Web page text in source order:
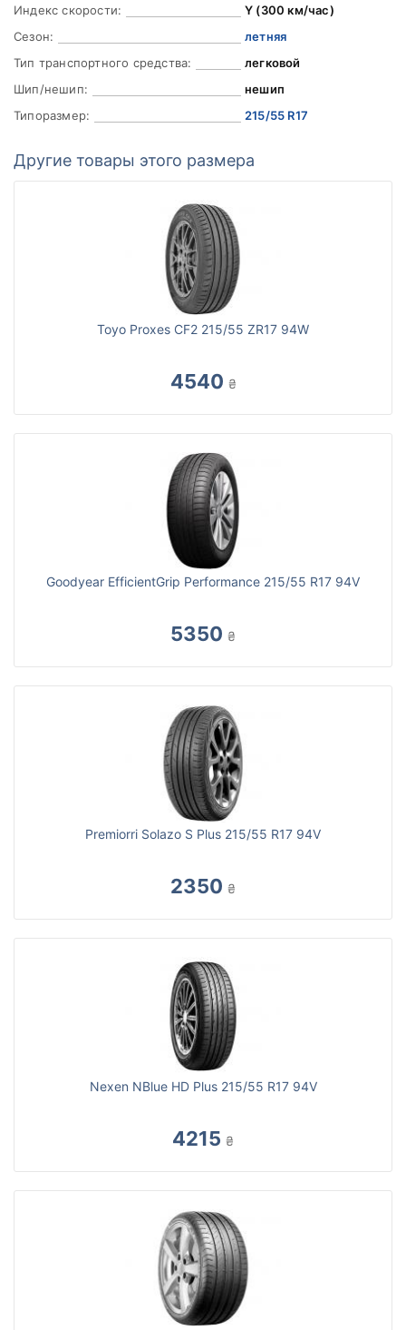
Индекс скорости:
Y (300 км/час)
Сезон:
летняя
Тип транспортного средства:
легковой
Шип/нешип:
нешип
Типоразмер:
215/55 R17
Другие товары этого размера
Toyo Proxes CF2 215/55 ZR17 94W
4540 ₴
Goodyear EfficientGrip Performance 215/55 R17 94V
5350 ₴
Premiorri Solazo S Plus 215/55 R17 94V
2350 ₴
Nexen NBlue HD Plus 215/55 R17 94V
4215 ₴